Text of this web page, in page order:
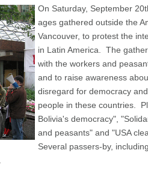
On Saturday, September
ages gathered outside the
Vancouver, to protest the
in Latin America. The
with the workers and
and to raise awareness
disregard for democracy
people in these countries.
Bolivia's democracy",
and peasants" and "USA
Several passers-by,